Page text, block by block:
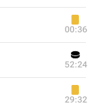
00:36
52:24
29:32